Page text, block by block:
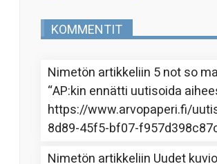
KOMMENTIT
Nimetön artikkeliin 5 not so
“AP:kin ennätti uutisoida
https://www.arvopaperi.fi/
8d89-45f5-bf07-
Nimetön artikkeliin Uudet